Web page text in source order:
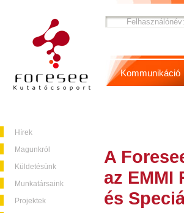
Hírek
Magunkról
Küldetésünk
Munkatársaink
Projektek
Kommunikáció
A
az EMMI
és